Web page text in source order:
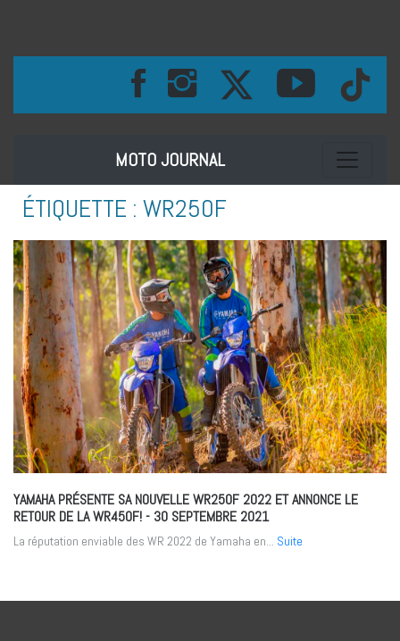
MOTO JOURNAL Toggle
ÉTIQUETTE : WR250F
YAMAHA PRÉSENTE SA NOUVELLE WR250F 2022 ET ANNONCE LE
RETOUR DE LA WR450F!- 30 SEPTEMBRE 2021
La réputation enviable des WR 2022 de Yamaha en... Suite